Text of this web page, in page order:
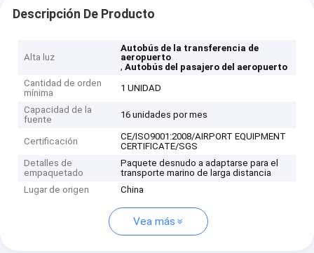
Descripción De Producto
Alta luz
Autobús de la transferencia de
aeropuerto
,Autobús del pasajero del aeropuerto
Cantidad de orden
mínima
1 UNIDAD
Capacidad de la
fuente
16 unidades por mes
Certificación
CE/ISO9001:2008/AIRPORT EQUIPMENT
CERTIFICATE/SGS
Detalles de
empaquetado
Paquete desnudo a adaptarse para el
transporte marino de larga distancia
Lugar de origen
China
Vea más